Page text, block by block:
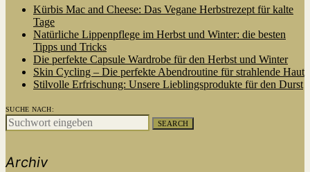
Kürbis Mac and Cheese: Das Vegane Herbstrezept für kalte
Tage
Natürliche Lippenpflege im Herbst und Winter: die besten
Tipps und Tricks
Die perfekte Capsule Wardrobe für den Herbst und Winter
Skin Cycling – Die perfekte Abendroutine für strahlende Haut
Stilvolle Erfrischung: Unsere Lieblingsprodukte für den Durst
SUCHE NACH:
SEARCH
Archiv